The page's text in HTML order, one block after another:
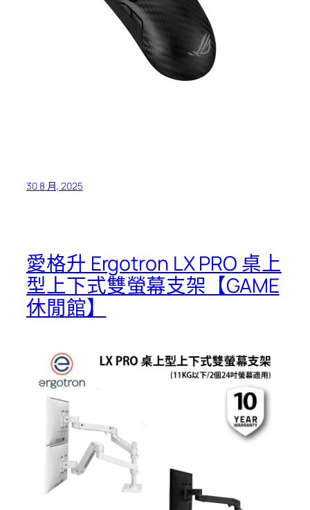
30 8 月, 2025
愛格升 Ergotron LX PRO 桌上
型上下式雙螢幕支架【GAME
休閒館】